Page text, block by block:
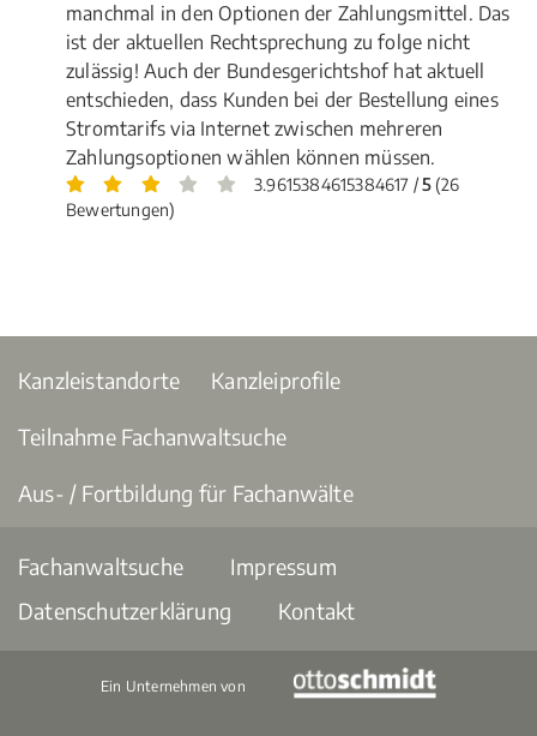
manchmal in den Optionen der Zahlungsmittel. Das
ist der aktuellen Rechtsprechung zu folge nicht
zulässig! Auch der Bundesgerichtshof hat aktuell
entschieden, dass Kunden bei der Bestellung eines
Stromtarifs via Internet zwischen mehreren
Zahlungsoptionen wählen können müssen.
3.9615384615384617 /5(26
Bewertungen)
Kanzleistandorte Kanzleiprofile
Teilnahme Fachanwaltsuche
Aus- / Fortbildung für Fachanwälte
Fachanwaltsuche
Impressum
Datenschutzerklärung
Kontakt
Ein Unternehmen von